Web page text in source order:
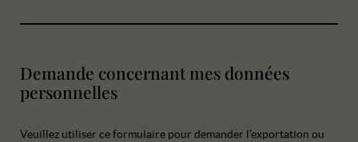
Demande concernant mes données
personnelles
Veuillez utiliser ce formulaire pour demander l’exportation ou